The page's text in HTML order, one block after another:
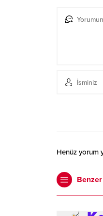
Henüz yorum